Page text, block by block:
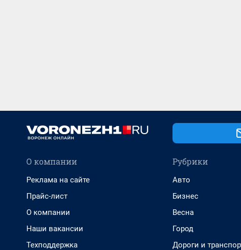
О компании
Реклама на сайте
Прайс-лист
О компании
Наши вакансии
Техподдержка
Рубрики
Авто
Бизнес
Весна
Город
Дороги и